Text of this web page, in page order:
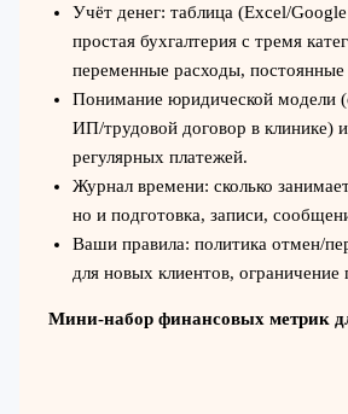
Учёт денег: таблица (Excel/
простая бухгалтерия с тремя
переменные расходы, постоянные
Понимание юридической модели
ИП/трудовой договор в клинике)
регулярных платежей.
Журнал времени: сколько
но и подготовка, записи,
Ваши правила: политика отмен/
для новых клиентов, ограничение
Мини-набор финансовых метрик